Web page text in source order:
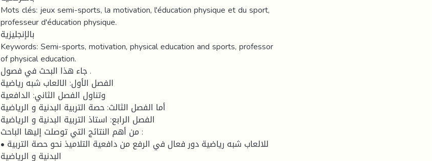
Mots clés: jeux semi-sports, la motivation, l'éducation physique et du sport,
professeur d'éducation physique.
بالإنجليزية
Keywords: Semi-sports, motivation, physical education and sports, professor
of physical education.
جاء هذا البحث في فصول .
الفصل الأول: الالعاب شبه رياضية
وتناول الفصل الثاني: الدافعية
أما الفصل الثالث: حصة التربية البدنية و الرياضية
الفصل الرابع: استاذ التربية البدنية و الرياضية
من أهم النتائج التي توصلت إليها الباحث :
• للالعاب شبه رياضية دور فعال في الرفع من دافعية التلاميذ نحو حصة التربية
البدنية و الرياضية